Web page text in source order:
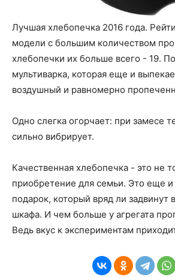
Лучшая хлебопечка 2016 года.
модели с большим количеством
хлебопечки их больше всего - 19.
мультиварка, которая еще и
воздушный и равномерно
Одно слегка огорчает: при замесе
сильно вибрирует.
Качественная хлебопечка - это не
приобретение для семьи. Это еще
подарок, который вряд ли задвинут
шкафа. И чем больше у агрегата
Ведь вкус к экспериментам